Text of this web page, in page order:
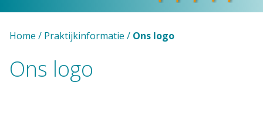
Home / Praktijkinformatie / Ons logo
Ons logo